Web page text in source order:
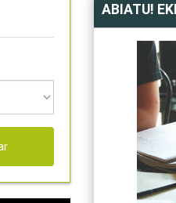
ABIATU!